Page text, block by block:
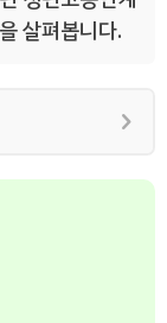
살펴봅니다.